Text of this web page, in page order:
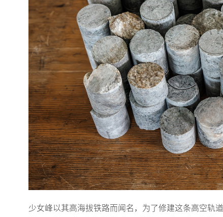
少女峰以其高海拔铁路而闻名，为了修建这条高空轨